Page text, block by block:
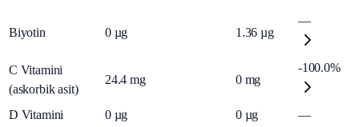
Biyotin 0 µg 1.36 µg
—
C Vitamini
(askorbik asit)
24.4 mg 0 mg
-100.0%
D Vitamini 0 µg 0 µg
—